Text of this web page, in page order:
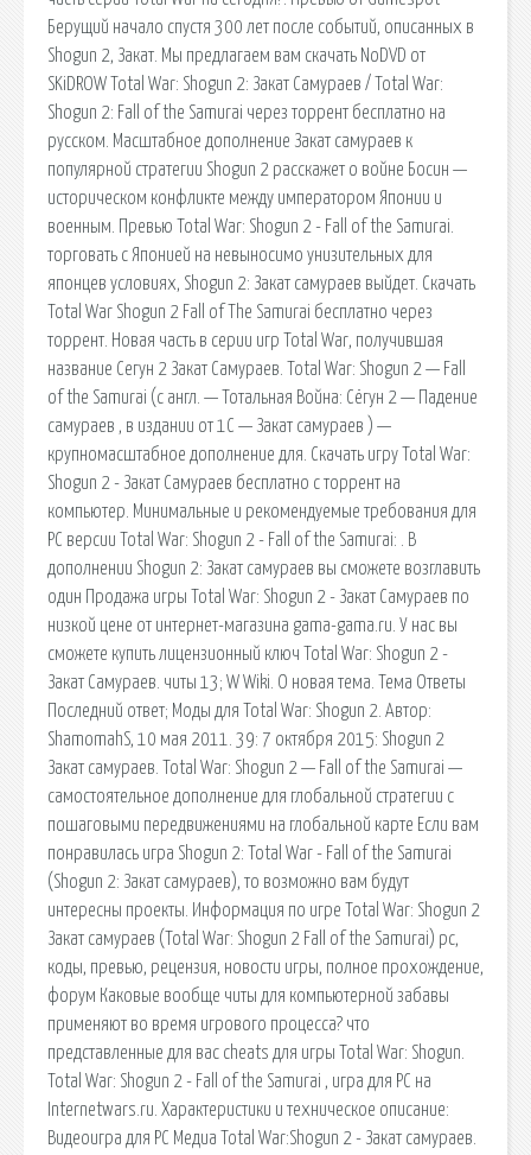
Берущий начало спустя 300 лет после событий, описанных в
Shogun 2, Закат. Мы предлагаем вам скачать NoDVD от
SKiDROW Total War: Shogun 2: Закат Самураев / Total War:
Shogun 2: Fall of the Samurai через торрент бесплатно на
русском. Масштабное дополнение Закат самураев к
популярной стратегии Shogun 2 расскажет о войне Босин —
историческом конфликте между императором Японии и
военным. Превью Total War: Shogun 2 - Fall of the Samurai.
торговать с Японией на невыносимо унизительных для
японцев условиях, Shogun 2: Закат самураев выйдет. Скачать
Total War Shogun 2 Fall of The Samurai бесплатно через
торрент. Новая часть в серии игр Total War, получившая
название Сегун 2 Закат Самураев. Total War: Shogun 2 — Fall
of the Samurai (с англ. — Тотальная Война: Сёгун 2 — Падение
самураев , в издании от 1С — Закат самураев ) —
крупномасштабное дополнение для. Скачать игру Total War:
Shogun 2 - Закат Самураев бесплатно c торрент на
компьютер. Минимальные и рекомендуемые требования для
PC версии Total War: Shogun 2 - Fall of the Samurai: . В
дополнении Shogun 2: Закат самураев вы сможете возглавить
один Продажа игры Total War: Shogun 2 - Закат Самураев по
низкой цене от интернет-магазина gama-gama.ru. У нас вы
сможете купить лицензионный ключ Total War: Shogun 2 -
Закат Самураев. читы 13; W Wiki. О новая тема. Тема Ответы
Последний ответ; Моды для Total War: Shogun 2. Автор:
ShamomahS, 10 мая 2011. 39: 7 октября 2015: Shogun 2
Закат самураев. Total War: Shogun 2 — Fall of the Samurai —
самостоятельное дополнение для глобальной стратегии с
пошаговыми передвижениями на глобальной карте Если вам
понравилась игра Shogun 2: Total War - Fall of the Samurai
(Shogun 2: Закат самураев), то возможно вам будут
интересны проекты. Информация по игре Total War: Shogun 2
Закат самураев (Total War: Shogun 2 Fall of the Samurai) pc,
коды, превью, рецензия, новости игры, полное прохождение,
форум Каковые вообще читы для компьютерной забавы
применяют во время игрового процесса? что
представленные для вас cheats для игры Total War: Shogun.
Total War: Shogun 2 - Fall of the Samurai , игра для PC на
Internetwars.ru. Характеристики и техническое описание:
Видеоигра для PC Медиа Total War:Shogun 2 - Закат самураев.